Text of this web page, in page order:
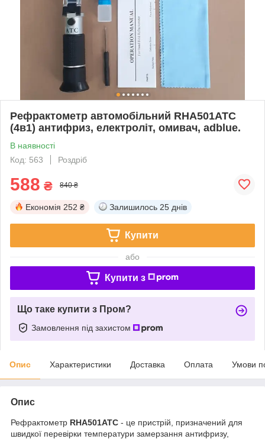
Рефрактометр автомобільний RHA501ATC
(4в1) антифриз, електроліт, омивач, adblue.
В наявності
Код: 563
Роздріб
588 ₴ 840 ₴
Економія 252 ₴ Залишилось 25 днів
Купити
або
Купити з
Що таке купити з Пром?
Замовлення під захистом
Опис Характеристики Доставка Оплата Умови
Опис
Рефрактометр RHA501ATC - це пристрій, призначений для
швидкої перевірки температури замерзання антифризу,